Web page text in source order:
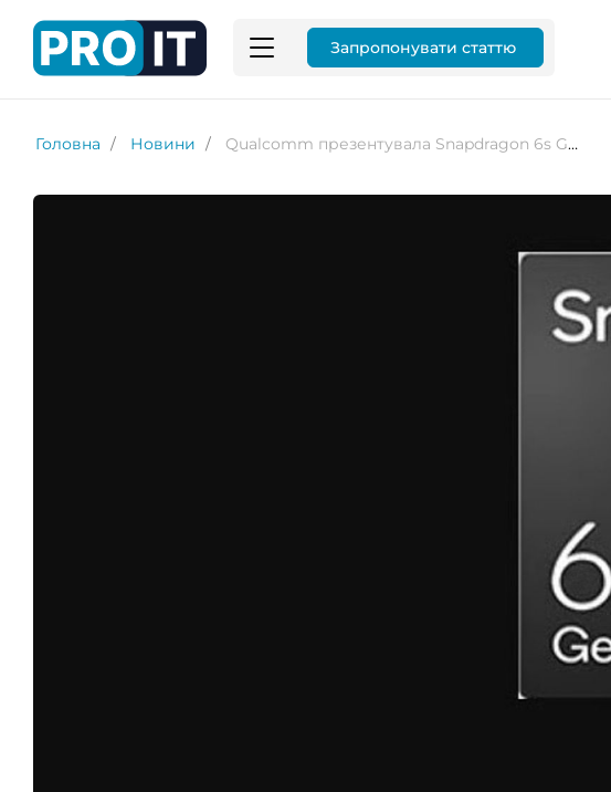
Запропонувати статтю
Головна Новини Qualcomm презентувала Snapdragon 6s Gen 4 — 4-нм чип із преміумфункціями для бюджетних смартфонів